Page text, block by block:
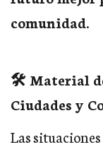
comunidad.
🛠️ Material
Ciudades y
Las